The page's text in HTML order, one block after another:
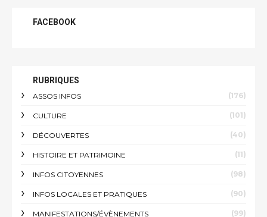
FACEBOOK
RUBRIQUES
ASSOS INFOS (176)
CULTURE (101)
DÉCOUVERTES (40)
HISTOIRE ET PATRIMOINE (11)
INFOS CITOYENNES (98)
INFOS LOCALES ET PRATIQUES (90)
MANIFESTATIONS/ÉVÈNEMENTS (99)